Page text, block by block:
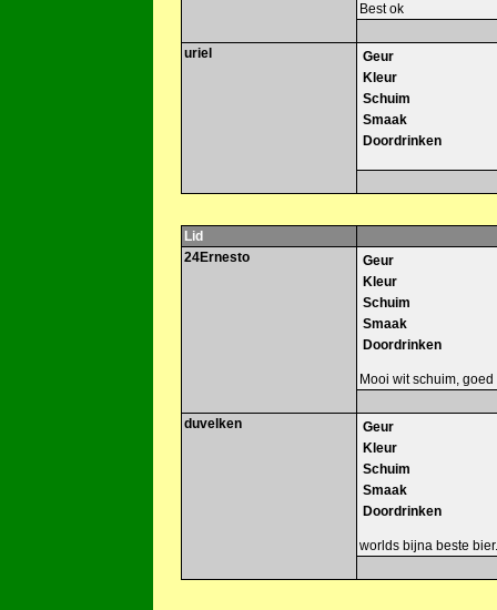
Best ok
uriel
Geur
Kleur
Schuim
Smaak
Doordrinken
Lid
24Ernesto
Geur
Kleur
Schuim
Smaak
Doordrinken
Mooi wit schuim,
duvelken
Geur
Kleur
Schuim
Smaak
Doordrinken
worlds bijna beste